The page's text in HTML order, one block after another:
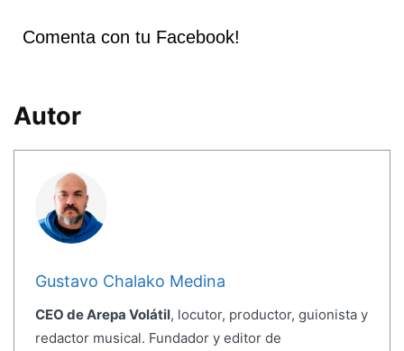
Comenta con tu Facebook!
Autor
Gustavo Chalako Medina
CEO de Arepa Volátil, locutor, productor, guionista y
redactor musical. Fundador y editor de